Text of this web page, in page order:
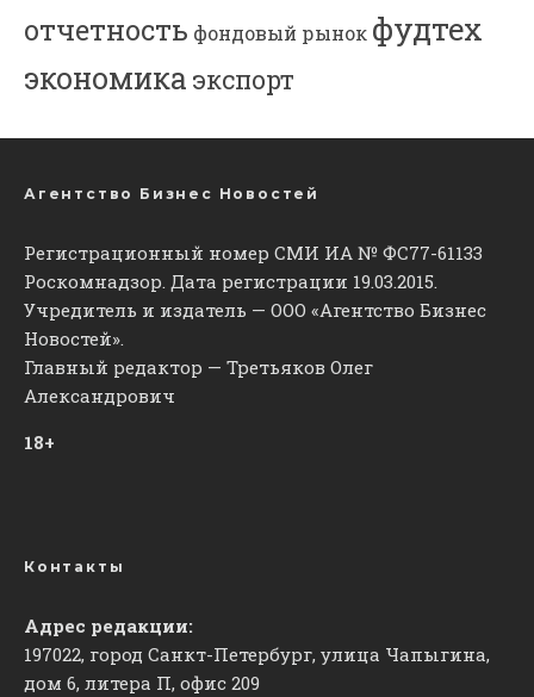
отчетность фондовый рынок фудтех
экономика экспорт
Агентство Бизнес Новостей
Регистрационный номер СМИ ИА № ФС77-61133
Роскомнадзор. Дата регистрации 19.03.2015.
Учредитель и издатель — ООО «Агентство Бизнес
Новостей».
Главный редактор — Третьяков Олег
Александрович
18+
Контакты
Адрес редакции:
197022, город Санкт-Петербург, улица Чапыгина,
дом 6, литера П, офис 209